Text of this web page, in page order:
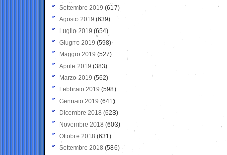
Settembre 2019 (617)
Agosto 2019 (639)
Luglio 2019 (654)
Giugno 2019 (598)
Maggio 2019 (527)
Aprile 2019 (383)
Marzo 2019 (562)
Febbraio 2019 (598)
Gennaio 2019 (641)
Dicembre 2018 (623)
Novembre 2018 (603)
Ottobre 2018 (631)
Settembre 2018 (586)